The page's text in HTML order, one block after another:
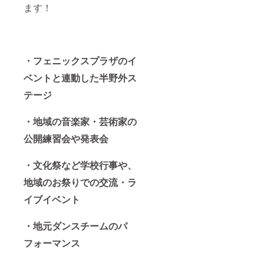
ます！
・フェニックスプラザのイ
ベントと連動した半野外ス
テージ
・地域の音楽家・芸術家の
公開練習会や発表会
・文化祭など学校行事や、
地域のお祭りでの交流・ラ
イブイベント
・地元ダンスチームのパ
フォーマンス